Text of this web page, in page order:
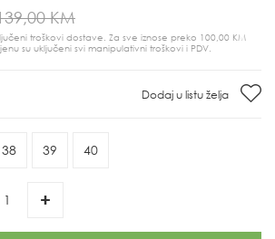
KM
troškovi dostave. Za sve iznose preko 100,00 KM
su uključeni svi manipulativni troškovi i PDV.
Dodaj u listu želja
38 39 40
+